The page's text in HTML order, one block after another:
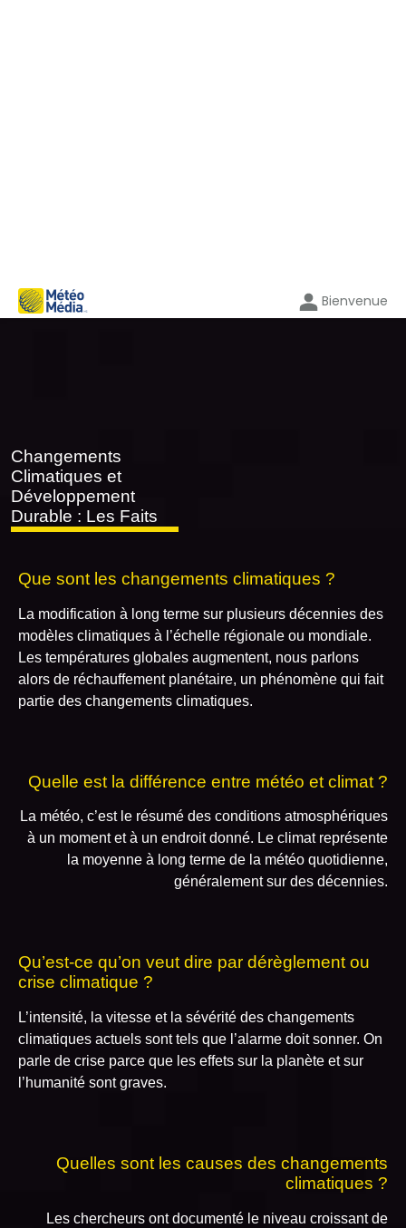
Bienvenue
Changements
Climatiques et
Développement
Durable : Les Faits
Que sont les changements climatiques ?
La modification à long terme sur plusieurs décennies des
modèles climatiques à l’échelle régionale ou mondiale.
Les températures globales augmentent, nous parlons
alors de réchauffement planétaire, un phénomène qui fait
partie des changements climatiques.
Quelle est la différence entre météo et climat ?
La météo, c’est le résumé des conditions atmosphériques
à un moment et à un endroit donné. Le climat représente
la moyenne à long terme de la météo quotidienne,
généralement sur des décennies.
Qu’est-ce qu’on veut dire par dérèglement ou
crise climatique ?
L’intensité, la vitesse et la sévérité des changements
climatiques actuels sont tels que l’alarme doit sonner. On
parle de crise parce que les effets sur la planète et sur
l’humanité sont graves.
Quelles sont les causes des changements
climatiques ?
Les chercheurs ont documenté le niveau croissant de